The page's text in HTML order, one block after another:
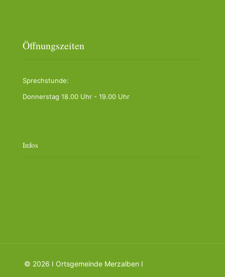
Öffnungszeiten
Sprechstunde:
Donnerstag 18.00 Uhr - 19.00 Uhr
Infos
© 2026 I Ortsgemeinde Merzalben I